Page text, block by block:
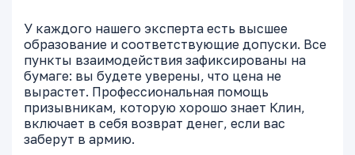
У каждого нашего эксперта есть высшее
образование и соответствующие допуски. Все
пункты взаимодействия зафиксированы на
бумаге: вы будете уверены, что цена не
вырастет. Профессиональная помощь
призывникам, которую хорошо знает Клин,
включает в себя возврат денег, если вас
заберут в армию.